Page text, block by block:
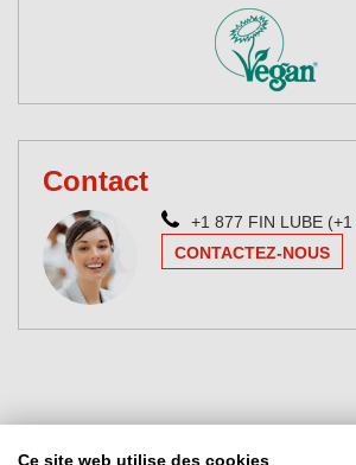
Contact
+1 877 FIN LUBE
CONTACTEZ-NOUS
Ce site web utilise des cookies